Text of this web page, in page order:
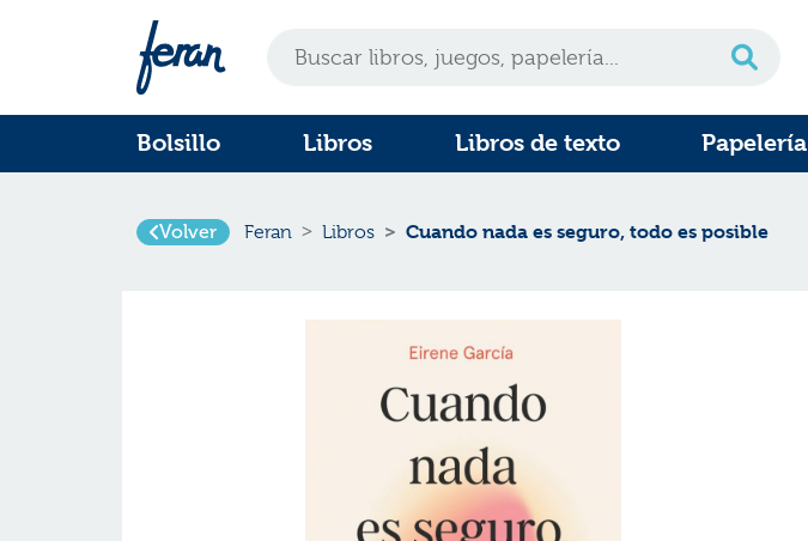
Bolsillo Libros Libros de texto Papelería
Volver Feran Libros Cuando nada es seguro, todo es posible